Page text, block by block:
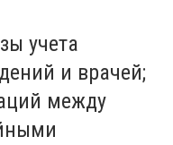
учета
и врачей;
между